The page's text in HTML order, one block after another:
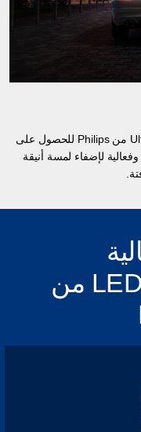
قم بالترقية إلى أضواء الركن Ultinon Pro7000 من Philips للحصول على
لإضفاء لمسة أنيقة
للمبات مصابيح LED من